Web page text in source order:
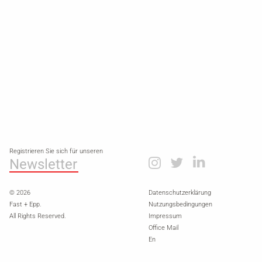
© 2026
Fast + Epp.
All Rights Reserved.
Datenschutzerklärung
Nutzungsbedingungen
Impressum
Office Mail
En
Registrieren Sie sich für unseren
Newsletter